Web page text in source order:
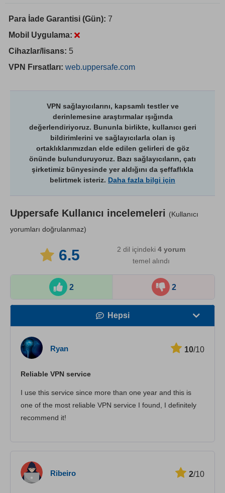
Para İade Garantisi (Gün): 7
Mobil Uygulama:
Cihazlar/lisans: 5
VPN Fırsatları: web.uppersafe.com
VPN sağlayıcılarını, kapsamlı testler ve
derinlemesine araştırmalar ışığında
değerlendiriyoruz. Bununla birlikte, kullanıcı geri
bildirimlerini ve sağlayıcılarla olan iş
ortaklıklarımızdan elde edilen gelirleri de göz
önünde bulunduruyoruz. Bazı sağlayıcıların, çatı
şirketimiz bünyesinde yer aldığını da şeffaflıkla
belirtmek isteriz. Daha fazla bilgi için
Uppersafe Kullanıcı incelemeleri (Kullanıcı
yorumları doğrulanmaz)
6.5 2 dil içindeki 4 yorum
temel alındı
2 2
Hepsi
Müşteri hizmetleri
Ryan 10/10
Reliable VPN service
I use this service since more than one year and this is
one of the most reliable VPN service I found, I definitely
recommend it!
Ribeiro 2/10